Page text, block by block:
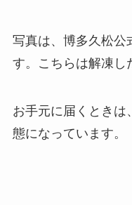
写真は、博多久松公
す。こちらは解凍し
お手元に届くときは
態になっています。